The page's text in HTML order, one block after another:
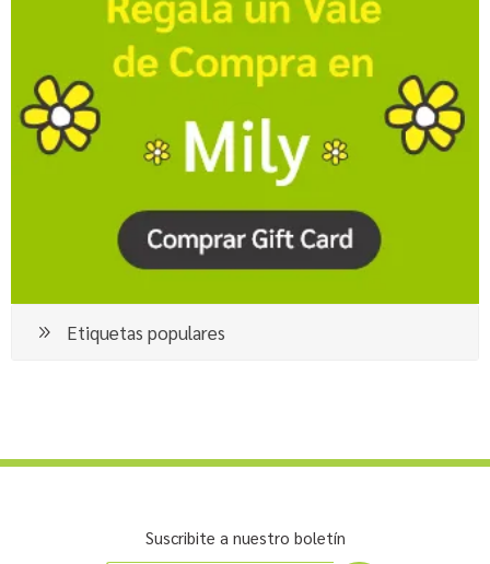
Etiquetas populares
Suscribite a nuestro boletín